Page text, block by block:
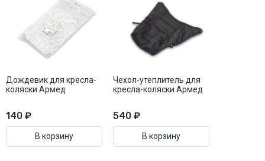
Дождевик для кресла-
коляски Армед
140 ₽
В корзину
Чехол-утеплитель для
кресла-коляски Армед
540 ₽
В корзину